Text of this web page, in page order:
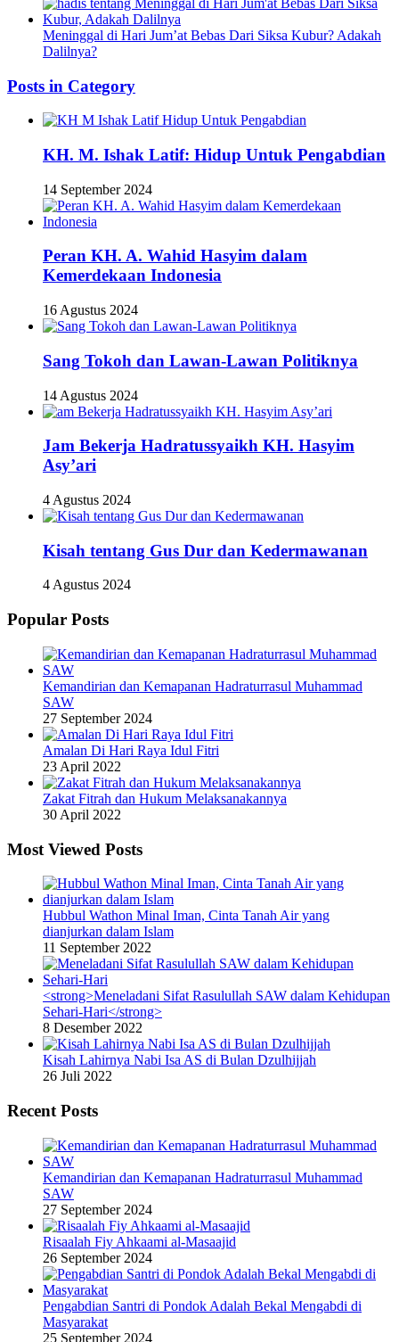
Meninggal di Hari Jum’at Bebas Dari Siksa Kubur? Adakah
Dalilnya?
Posts in Category
KH. M. Ishak Latif: Hidup Untuk Pengabdian
14 September 2024
Peran KH. A. Wahid Hasyim dalam
Kemerdekaan Indonesia
16 Agustus 2024
Sang Tokoh dan Lawan-Lawan Politiknya
14 Agustus 2024
Jam Bekerja Hadratussyaikh KH. Hasyim
Asy’ari
4 Agustus 2024
Kisah tentang Gus Dur dan Kedermawanan
4 Agustus 2024
Popular Posts
Kemandirian dan Kemapanan Hadraturrasul Muhammad
SAW
27 September 2024
Amalan Di Hari Raya Idul Fitri
23 April 2022
Zakat Fitrah dan Hukum Melaksanakannya
30 April 2022
Most Viewed Posts
Hubbul Wathon Minal Iman, Cinta Tanah Air yang
dianjurkan dalam Islam
11 September 2022
<strong>Meneladani Sifat Rasulullah SAW dalam Kehidupan
Sehari-Hari</strong>
8 Desember 2022
Kisah Lahirnya Nabi Isa AS di Bulan Dzulhijjah
26 Juli 2022
Recent Posts
Kemandirian dan Kemapanan Hadraturrasul Muhammad
SAW
27 September 2024
Risaalah Fiy Ahkaami al-Masaajid
26 September 2024
Pengabdian Santri di Pondok Adalah Bekal Mengabdi di
Masyarakat
25 September 2024